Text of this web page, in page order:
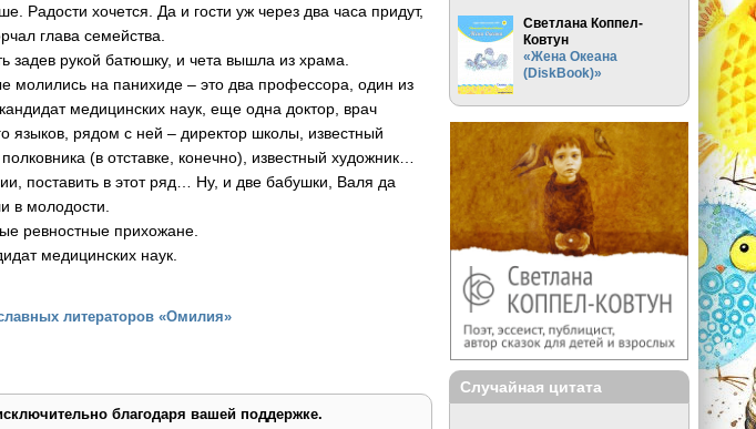
Радости хочется. Да и гости уж через два часа придут,
глава семейства.
задев рукой батюшку, и чета вышла из храма.
молились на панихиде – это два профессора, один из
медицинских наук, еще одна доктор, врач
языков, рядом с ней – директор школы, известный
(в отставке, конечно), известный художник…
поставить в этот ряд… Ну, и две бабушки, Валя да
в молодости.
ревностные прихожане.
медицинских наук.
литераторов «Омилия»
благодаря вашей поддержке.
Светлана Коппел-
Ковтун
«Жена Океана
(DiskBook)»
Случайная цитата